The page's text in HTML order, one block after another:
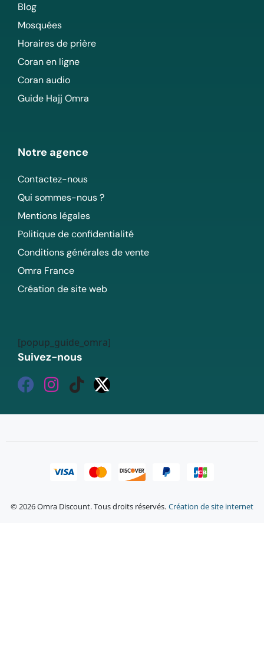
Blog
Mosquées
Horaires de prière
Coran en ligne
Coran audio
Guide Hajj Omra
Notre agence
Contactez-nous
Qui sommes-nous ?
Mentions légales
Politique de confidentialité
Conditions générales de vente
Omra France
Création de site web
[popup_guide_omra]
Suivez-nous
© 2026 Omra Discount. Tous droits réservés. Création de site internet